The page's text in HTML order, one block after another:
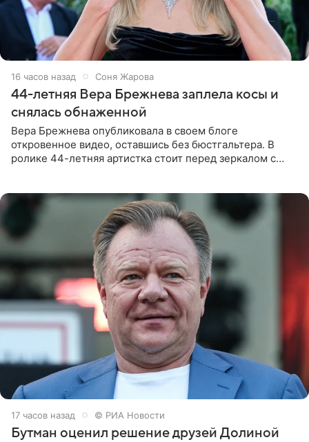
16 часов назад Соня Жарова
44-летняя Вера Брежнева заплела косы и
снялась обнаженной
Вера Брежнева опубликовала в своем блоге
откровенное видео, оставшись без бюстгальтера. В
ролике 44-летняя артистка стоит перед зеркалом с
17 часов назад © РИА Новости
Бутман оценил решение друзей Долиной